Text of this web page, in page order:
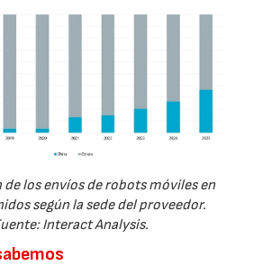
los envíos de robots móviles en
según la sede del proveedor.
Interact Analysis.